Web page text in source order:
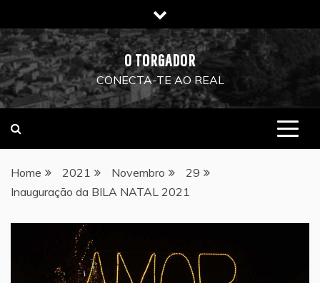
to
content
O TORGADOR
CONECTA-TE AO REAL
Home 2021 Novembro
29
Inauguração da BILA NATAL 2021